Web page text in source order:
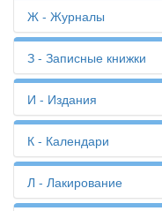
Брошюры
Буклеты
Бумага для цветов
Дипломные работы
Диссертации
Ежедневники
Ж - Журналы
Журналы
З - Записные книжки
Записные книжки
И - Издания
Издания
Идентификаторы
К - Календари
Календари
Картины
Л - Лакирование